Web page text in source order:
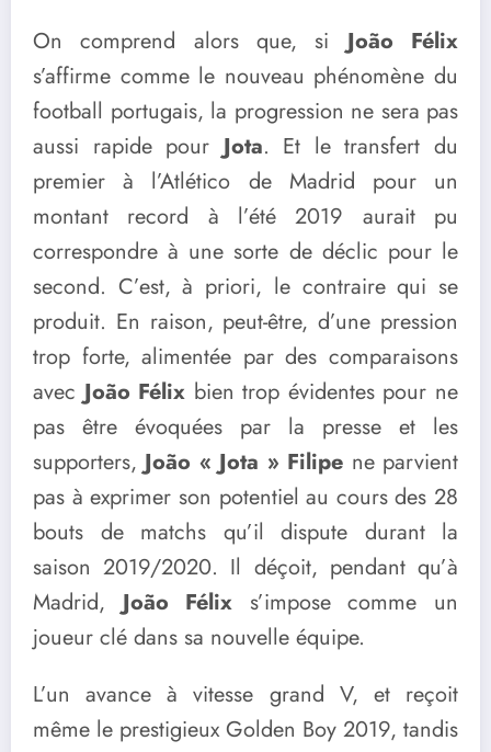
On comprend alors que, siJoão Félix
s’affirme comme le nouveau phénomène du
football portugais, la progression ne sera pas
aussi rapide pourJota. Et le transfert du
premier à l’Atlético de Madrid pour un
montant record à l’été 2019 aurait pu
correspondre à une sorte de déclic pour le
second. C’est, à priori, le contraire qui se
produit. En raison, peut-être, d’une pression
trop forte, alimentée par des comparaisons
avecJoão Félix bien trop évidentes pour ne
pas être évoquées par la presse et les
supporters,João « Jota » Filipe ne parvient
pas à exprimer son potentiel au cours des 28
bouts de matchs qu’il dispute durant la
saison 2019/2020. Il déçoit, pendant qu’à
Madrid,João Félix s’impose comme un
joueur clé dans sa nouvelle équipe.
L’un avance à vitesse grand V, et reçoit
même le prestigieux Golden Boy 2019, tandis